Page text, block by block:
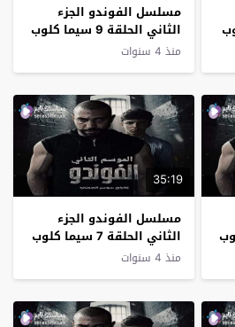
مسلسل الفوندو الجزء
الثاني الحلقة 9 سيما كلوب
منذ 4 سنوات
35:19
مسلسل الفوندو الجزء
الثاني الحلقة 7 سيما كلوب
منذ 4 سنوات